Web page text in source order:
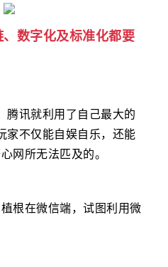
数字化及标准化都要
腾讯就利用了自己最大的
不仅能自娱自乐，还能
网所无法匹及的。
根在微信端，试图利用微